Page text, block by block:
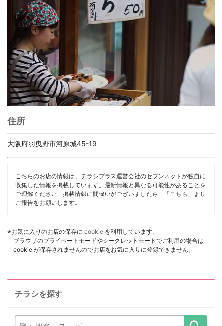
住所
大阪府羽曳野市河原城45-19
こちらのお店の情報は、チラシプラス運営会社のセブンネットが独自に
収集した情報を掲載しています。最新情報と異なる可能性があることを
ご理解ください。掲載情報に間違いがございましたら、「 こちら 」より
ご報告をお願いします。
※お気に入りのお店の保存に cookie を利用しています。
ブラウザのプライベートモードやシークレットモードでご利用の場合は
cookie が保存されませんのでお店をお気に入りに登録できません。
チラシを探す